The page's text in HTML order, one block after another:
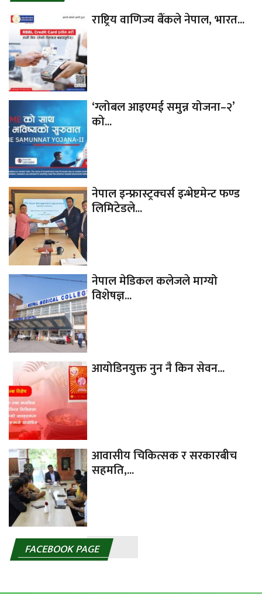
राष्ट्रिय वाणिज्य बैंकले नेपाल, भारत...
‘ग्लोबल आइएमई समुन्न योजना–२’
को...
नेपाल इन्फ्रास्ट्रक्चर्स इन्भेष्टमेन्ट फण्ड
लिमिटेडले...
नेपाल मेडिकल कलेजले माग्यो
विशेषज्ञ...
आयोडिनयुक्त नुन नै किन सेवन...
आवासीय चिकित्सक र सरकारबीच
सहमति,...
FACEBOOK PAGE